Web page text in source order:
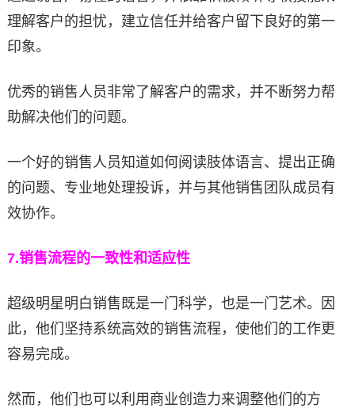
理解客户的担忧，建立信任并给客户留下良好的第一
印象。
优秀的销售人员非常了解客户的需求，并不断努力帮
助解决他们的问题。
一个好的销售人员知道如何阅读肢体语言、提出正确
的问题、专业地处理投诉，并与其他销售团队成员有
效协作。
7.销售流程的一致性和适应性
超级明星明白销售既是一门科学，也是一门艺术。因
此，他们坚持系统高效的销售流程，使他们的工作更
容易完成。
然而，他们也可以利用商业创造力来调整他们的方